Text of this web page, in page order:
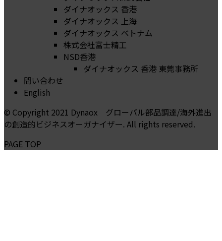
ダイナオックス 香港
ダイナオックス 上海
ダイナオックス ベトナム
株式会社富士精工
NSD香港
ダイナオックス 香港 東莞事務所
問い合わせ
English
© Copyright 2021 Dynaox グローバル部品調達/海外進出
の創造的ビジネスオーガナイザー. All rights reserved.
PAGE TOP